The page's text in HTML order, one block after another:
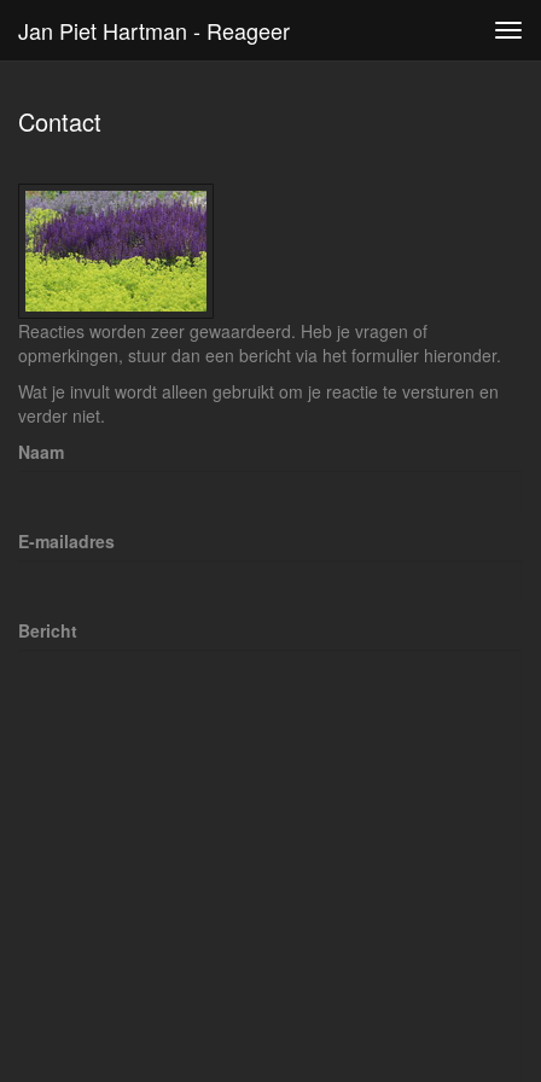
Jan Piet Hartman - Reageer
Contact
Reacties worden zeer gewaardeerd. Heb je vragen of
opmerkingen, stuur dan een bericht via het formulier hieronder.
Wat je invult wordt alleen gebruikt om je reactie te versturen en
verder niet.
Naam
E-mailadres
Bericht